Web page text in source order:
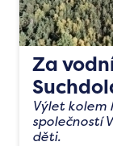
Za
Výlet kolem
společností
děti.